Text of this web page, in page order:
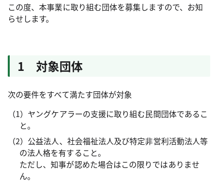
この度、本事業に取り組む団体を募集しますので、お知
らせします。
1 対象団体
次の要件をすべて満たす団体が対象
（1）ヤングケアラーの支援に取り組む民間団体であるこ
と。
（2）公益法人、社会福祉法人及び特定非営利活動法人等
の法人格を有すること。
ただし、知事が認めた場合はこの限りではありませ
ん。